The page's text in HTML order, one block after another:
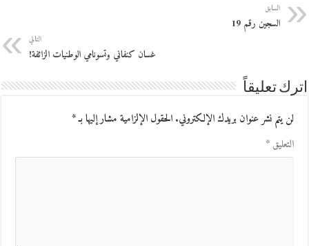
السابق
السجين رقم 19
التالي
غسان كنفاني وتسونامي الوطنيات الزائفة!
اترك تعليقاً
لن يتم نشر عنوان بريدك الإلكتروني.الحقول الإلزامية مشار إليها بـ*
التعليق*